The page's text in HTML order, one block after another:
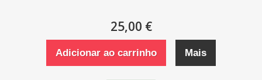
25,00 €
Adicionar ao carrinho Mais